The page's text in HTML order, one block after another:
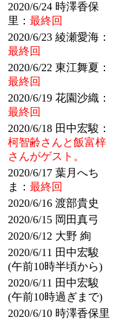
2020/6/24 時澤香保
里： 最終回
2020/6/23 綾瀬愛海：
最終回
2020/6/22 東江舞夏：
最終回
2020/6/19 花園沙織：
最終回
2020/6/18 田中宏駿：
柯智齢さんと飯富梓
さんがゲスト。
2020/6/17 葉月へち
ま： 最終回
2020/6/16 渡部貴史
2020/6/15 岡田真弓
2020/6/12 大野 絢
2020/6/11 田中宏駿
(午前10時半頃から)
2020/6/11 田中宏駿
(午前10時過ぎまで)
2020/6/10 時澤香保里